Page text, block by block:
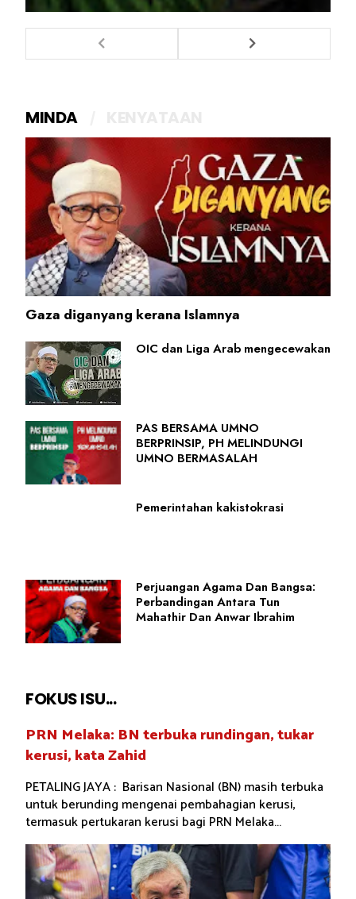
MINDA
Gaza diganyang kerana Islamnya
OIC dan Liga Arab mengecewakan
PAS BERSAMA UMNO
BERPRINSIP, PH MELINDUNGI
UMNO BERMASALAH
Pemerintahan kakistokrasi
Perjuangan Agama Dan Bangsa:
Perbandingan Antara Tun
Mahathir Dan Anwar Ibrahim
FOKUS ISU...
PRN Melaka: BN terbuka rundingan, tukar
kerusi, kata Zahid
PETALING JAYA : Barisan Nasional (BN) masih terbuka
untuk berunding mengenai pembahagian kerusi,
termasuk pertukaran kerusi bagi PRN Melaka...